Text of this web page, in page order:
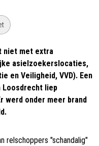
niet met extra
asielzoekerslocaties,
en Veiligheid, VVD). Een
Loosdrecht liep
werd onder meer brand
relschoppers "schandalig"